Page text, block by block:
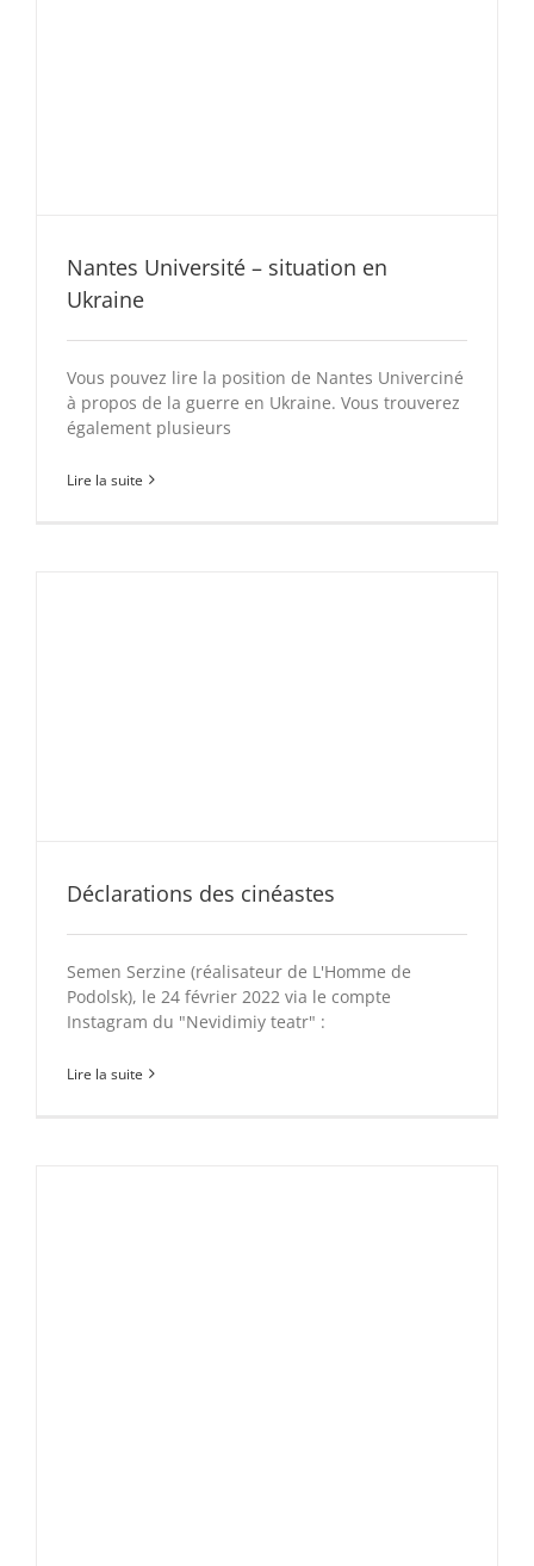
Nantes Université – situation en
Ukraine
Vous pouvez lire la position de Nantes Univerciné
à propos de la guerre en Ukraine. Vous trouverez
également plusieurs
Lire la suite
Déclarations des cinéastes
Semen Serzine (réalisateur de L'Homme de
Podolsk), le 24 février 2022 via le compte
Instagram du "Nevidimiy teatr" :
Lire la suite